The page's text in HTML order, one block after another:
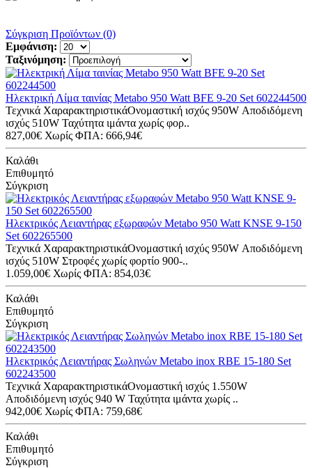
Σύγκριση Προϊόντων (0)
Εμφάνιση:
Ταξινόμηση:
Ηλεκτρική Λίμα ταινίας Metabo 950 Watt BFE 9-20 Set 602244500
Τεχνικά ΧαραρακτηριστικάΟνομαστική ισχύς 950W Αποδιδόμενη
ισχύς 510W Ταχύτητα ιμάντα χωρίς φορ..
827,00€ Χωρίς ΦΠΑ: 666,94€
Καλάθι
Επιθυμητό
Σύγκριση
Ηλεκτρικός Λειαντήρας εξωραφών Metabo 950 Watt KNSE 9-150
Set 602265500
Τεχνικά ΧαραρακτηριστικάΟνομαστική ισχύς 950W Αποδιδόμενη
ισχύς 510W Στροφές χωρίς φορτίο 900-..
1.059,00€ Χωρίς ΦΠΑ: 854,03€
Καλάθι
Επιθυμητό
Σύγκριση
Ηλεκτρικός Λειαντήρας Σωληνών Metabo inox RBE 15-180 Set
602243500
Τεχνικά ΧαραρακτηριστικάΟνομαστική ισχύς 1.550W
Αποδιδόμενη ισχύς 940 W Ταχύτητα ιμάντα χωρίς ..
942,00€ Χωρίς ΦΠΑ: 759,68€
Καλάθι
Επιθυμητό
Σύγκριση